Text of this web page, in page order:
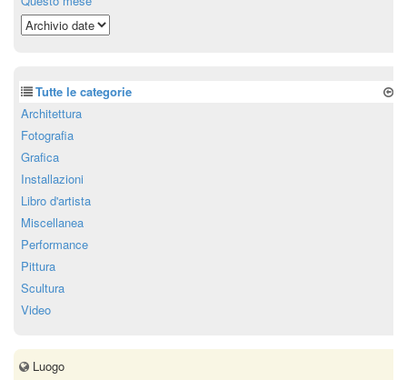
Tutte le categorie
Architettura
Fotografia
Grafica
Installazioni
Libro d'artista
Miscellanea
Performance
Pittura
Scultura
Video
Luogo